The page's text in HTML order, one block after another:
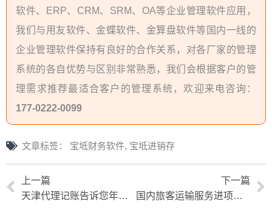
软件、ERP、CRM、SRM、OA等企业管理软件应用，
我们与用友软件、金蝶软件、金算盘软件等国内一线的
企业管理软件保持有良好的合作关系，对各厂家的管理
系统的各自优势与区别非常熟悉，我们会根据客户的管
理需求推荐最适合客户的管理系统，欢迎来电咨询：
177-0222-0099
文章标签： 宝坻财务软件, 宝坻进销存
上一篇
天津代理记账告诉您年终奖如何计算个人所得税
下一篇
国内旅客运输服务进项税抵扣办法